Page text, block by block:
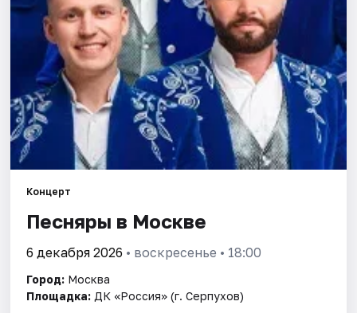
Рейтинги
Концерт
Песняры в Москве
6 декабря 2026 • воскресенье • 18:00
Город: Москва
Площадка: ДК «Россия» (г. Серпухов)